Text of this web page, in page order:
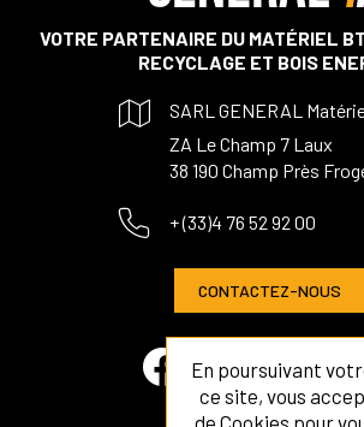
VOTRE PARTENAIRE DU MATÉRIEL
RECYCLAGE ET BOIS
SARL GENERAL
ZA Le Champ 7 Laux
38 190 Champ Près
+ (33)4 76 52 92 00
CONTACTEZ-NOUS
En poursuivant
ce site, vous
de Cookies pour